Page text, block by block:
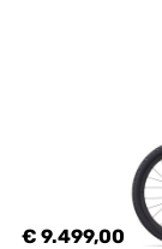
€ 9.499,00